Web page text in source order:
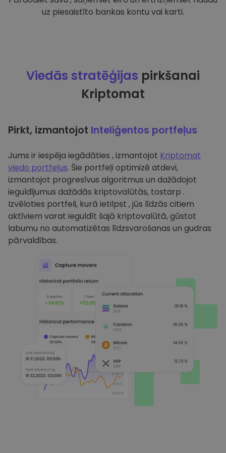
uz piesaistīto bankas kontu vai karti.
Viedās stratēģijas pirkšanai
Kriptomat
Pirkt, izmantojot Inteliģentos portfeļus
Jums ir iespēja iegādāties , izmantojot Kriptomat
viedo portfeļus. Šie portfeļi optimizē atdevi,
izmantojot progresīvus algoritmus un dažādojot
ieguldījumus dažādās kriptovalūtās, tostarp .
Izvēloties portfeli, kurā ietilpst , jūs līdzās citiem
aktīviem varat ieguldīt šajā kriptovalūtā, gūstot
labumu no automatizētas līdzsvarošanas un gudras
pārvaldības.